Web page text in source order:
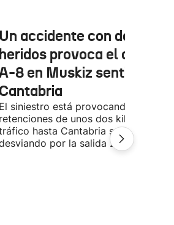
Un accidente con dos
heridos provoca el corte
8 en Muskiz sentido
Cantabria
El siniestro está provocando
retenciones de unos dos kilómetros.
hasta Cantabria se está
por la salida 236.